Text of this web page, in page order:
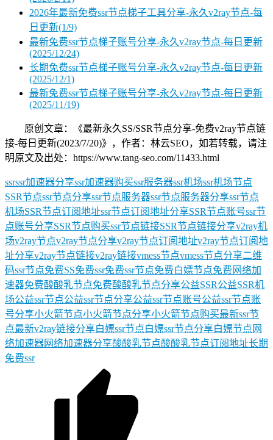
2026年最新免费ssr节点梯子工具分享-永久v2ray节点-每
日更新(1/9)
最新免费ssr节点梯子账号分享-永久v2ray节点-每日更新
(2025/12/24)
长期免费ssr节点梯子账号分享-永久v2ray节点-每日更新
(2025/12/1)
最新免费ssr节点梯子账号分享-永久v2ray节点-每日更新
(2025/11/19)
原创文章：《最新永久SS/SSR节点分享-免费v2ray节点链
接-每日更新(2023/7/20)》，作者：林云SEO，如若转载，请注
明原文及出处：https://www.tang-seo.com/11433.html
ssrssr加速器分享ssr加速器购买ssr服务器ssr机场ssr机场节点
SSR节点ssr节点分享ssr节点服务器ssr节点服务器分享ssr节点
机场SSR节点订阅地址ssr节点订阅地址分享SSR节点账号ssr节
点账号分享SSR节点购买ssr节点链接SSR节点链接分享v2ray机
场v2ray节点v2ray节点分享v2ray节点订阅地址v2ray节点订阅地
址分享v2ray节点链接v2ray链接vmess节点vmess节点分享二维
码ssr节点免费SS免费ssr免费ssr节点免费白嫖节点免费网络加
速器免费酸酸乳节点免费酸酸乳节点分享公益SSR公益SSR机
场公益ssr节点公益ssr节点分享公益ssr节点账号公益ssr节点账
号分享小火箭节点小火箭节点分享小火箭节点购买最新ssr节
点最新v2ray链接分享白嫖ssr节点白嫖ssr节点分享白嫖节点 网
络加速器网络加速器分享酸酸乳节点酸酸乳节点订阅地址长期
免费ssr